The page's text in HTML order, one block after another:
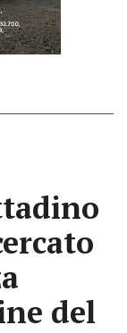
del